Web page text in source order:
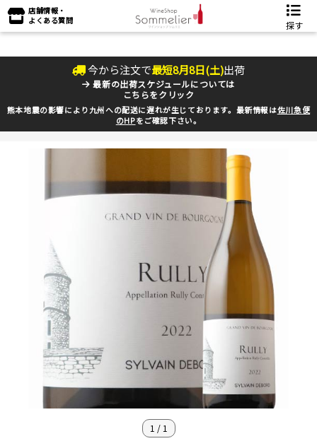
店舗情報・
よくある質問
探す
今から注文で最短8月8日(土)出荷
最新の出荷スケジュールについては
こちらをクリック
熊本地震の影響により九州への配送に遅れが生じております。最新情報は佐川急便
のHPをご確認下さい。
1 / 1